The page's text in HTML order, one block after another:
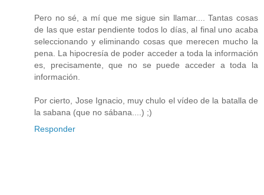
Pero no sé, a mí que me sigue sin llamar.... Tantas cosas
de las que estar pendiente todos lo días, al final uno acaba
seleccionando y eliminando cosas que merecen mucho la
pena. La hipocresía de poder acceder a toda la información
es, precisamente, que no se puede acceder a toda la
información.
Por cierto, Jose Ignacio, muy chulo el vídeo de la batalla de
la sabana (que no sábana....) ;)
Responder